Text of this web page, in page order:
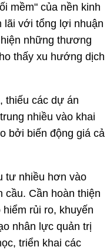
mềm" của nền kinh
lãi với tổng lợi nhuận
những thương
thấy xu hướng dịch
thiếu các dự án
nhiều vào khai
bởi biến động giá cả
tư nhiều hơn vào
cầu. Cần hoàn thiện
rủi ro, khuyến
nhân lực quản trị
triển khai các